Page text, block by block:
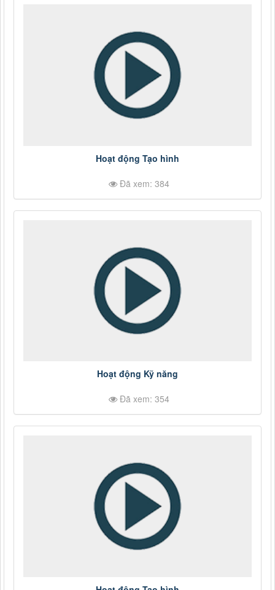
Hoạt động Tạo hình
Đã xem: 384
Hoạt động Kỹ năng
Đã xem: 354